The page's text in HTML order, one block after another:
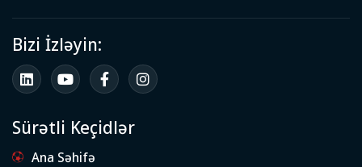
Bizi İzləyin:
Sürətli Keçidlər
Ana Səhifə